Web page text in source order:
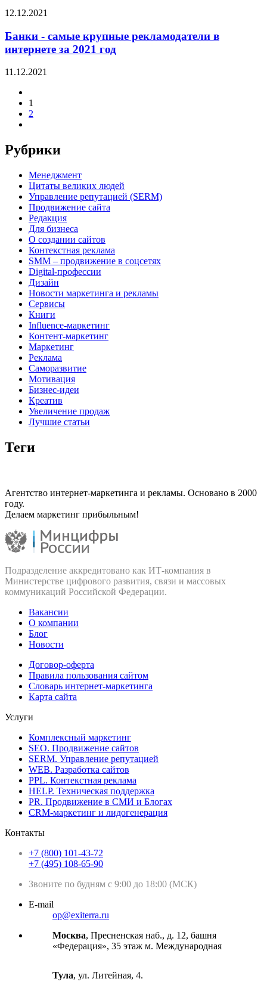
12.12.2021
Банки - самые крупные рекламодатели в
интернете за 2021 год
11.12.2021
1
2
Рубрики
Менеджмент
Цитаты великих людей
Управление репутацией (SERM)
Продвижение сайта
Редакция
Для бизнеса
О создании сайтов
Контекстная реклама
SMM – продвижение в соцсетях
Digital-профессии
Дизайн
Новости маркетинга и рекламы
Сервисы
Книги
Influence-маркетинг
Контент-маркетинг
Маркетинг
Реклама
Саморазвитие
Мотивация
Бизнес-идеи
Креатив
Увеличение продаж
Лучшие статьи
Теги
Агентство интернет-маркетинга и рекламы. Основано в 2000
году.
Делаем маркетинг прибыльным!
Подразделение аккредитовано как ИТ‑компания в
Министерстве цифрового развития, связи и массовых
коммуникаций Российской Федерации.
Вакансии
О компании
Блог
Новости
Договор-оферта
Правила пользования сайтом
Словарь интернет-маркетинга
Карта сайта
Услуги
Комплексный маркетинг
SEO. Продвижение сайтов
SERM. Управление репутацией
WEB. Разработка сайтов
PPL. Контекстная реклама
HELP. Техническая поддержка
PR. Продвижение в СМИ и Блогах
CRM-маркетинг и лидогенерация
Контакты
+7 (800) 101-43-72
+7 (495) 108-65-90
Звоните по будням с 9:00 до 18:00 (МСК)
E-mail
op@exiterra.ru
Москва, Пресненская наб., д. 12, башня
«Федерация», 35 этаж м. Международная
Тула, ул. Литейная, 4.